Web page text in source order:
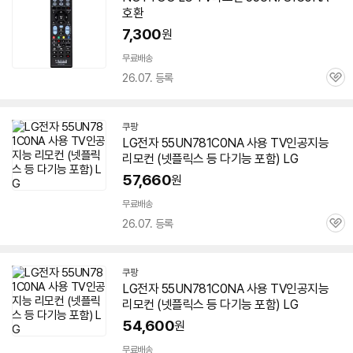
버
이
호환
7,300원
무료배송
26.07. 등록
관
쿠팡
LG전자55UN781C0NA사용 TV인공지능
리모컨 (넷플릭스 등 다기능 포함) LG
57,660원
무료배송
26.07. 등록
관
쿠팡
LG전자55UN781C0NA사용 TV인공지능
리모컨 (넷플릭스 등 다기능 포함) LG
54,600원
무료배송